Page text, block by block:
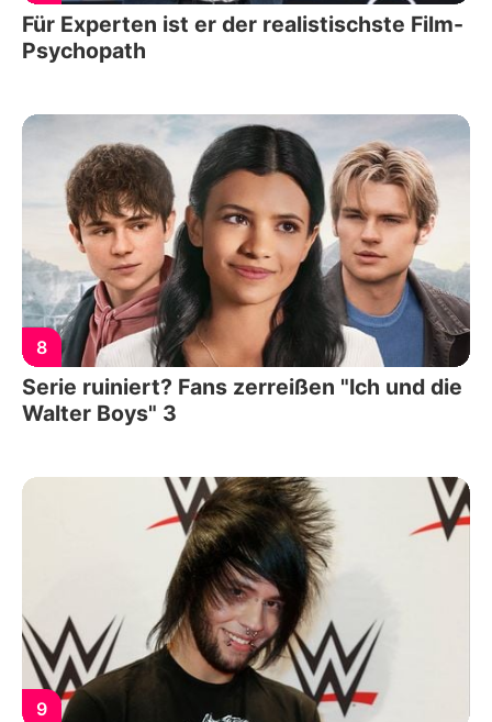
Für Experten ist er der realistischste Film-
Psychopath
8
Serie ruiniert? Fans zerreißen "Ich und die
Walter Boys" 3
9